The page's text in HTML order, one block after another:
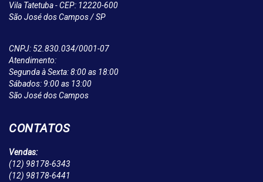
Vila Tatetuba - CEP: 12220-600
São José dos Campos / SP
CNPJ: 52.830.034/0001-07
Atendimento:
Segunda à Sexta: 8:00 as 18:00
Sábados: 9:00 as 13:00
São José dos Campos
CONTATOS
Vendas:
(12) 98178-6343
(12) 98178-6441